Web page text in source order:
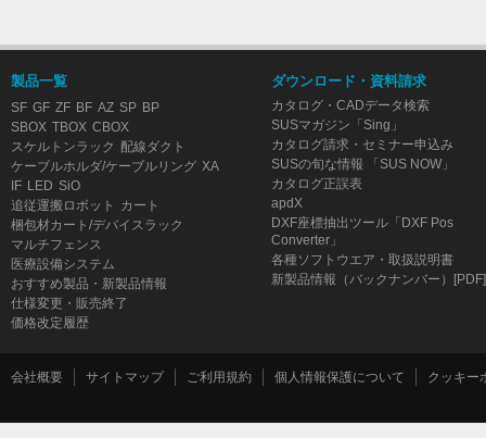
製品一覧
SF GF ZF BF AZ SP BP
SBOX TBOX CBOX
スケルトンラック 配線ダクト
ケーブルホルダ/ケーブルリング XA
IF LED SiO
追従運搬ロボット
カート
梱包材カート/デバイスラック
マルチフェンス
医療設備システム
おすすめ製品・新製品情報
仕様変更・販売終了
価格改定履歴
ダウンロード・資料請求
カタログ・CADデータ検索
SUSマガジン「Sing」
カタログ請求・セミナー申込み
SUSの旬な情報 「SUS NOW」
カタログ正誤表
apdX
DXF座標抽出ツール「DXF Pos
Converter」
各種ソフトウエア・取扱説明書
新製品情報（バックナンバー）[PDF]
会社概要 サイトマップ ご利用規約 個人情報保護について クッキー